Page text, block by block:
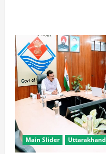
Main Slider Uttarakhand